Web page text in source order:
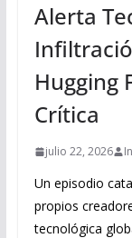
Alerta
Hugging
Crítica
julio 22, 2026
Un episodio
propios
tecnológica